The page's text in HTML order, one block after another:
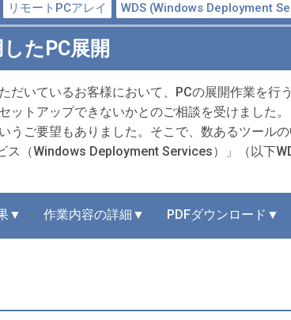
リモートPCアレイ WDS (Windows Deployment
たPC展開
だいているお客様において、PCの展開作業を行
ットアップできないかとのご相談を受けました
うご要望もありました。そこで、数あるツール
（Windows Deployment Services）」（以下
▼ 作業内容の詳細▼ PDFダウンロード▼